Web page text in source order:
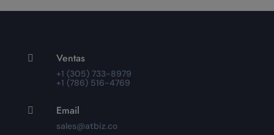
 Ventas
+1 (305) 733-8979
+1 (786) 516-4769
 Email
sales@atbiz.co